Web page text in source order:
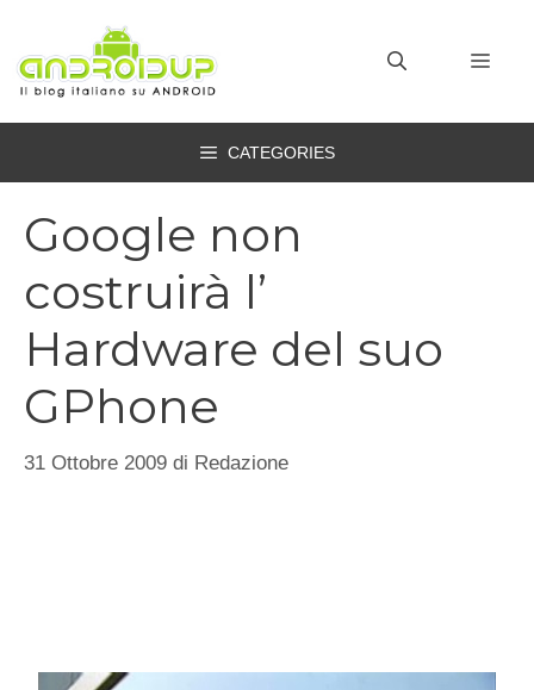
contenuto
CATEGORIES
Google non
costruirà l’
Hardware del suo
GPhone
31 Ottobre 2009 di Redazione